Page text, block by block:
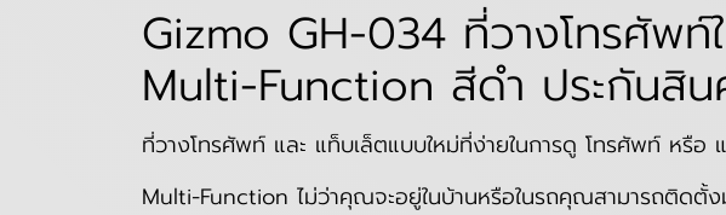
Gizmo GH-034 ที่วางโทรศัพ
Multi-Function สีดำ ประกันสิน
ที่วางโทรศัพท์ และ แท็บเล็ตแบบใหม่ที่ง่ายในการดู โทรศัพท์ ห
Multi-Function ไม่ว่าคุณจะอยู่ในบ้านหรือในรถคุณสามารถติด